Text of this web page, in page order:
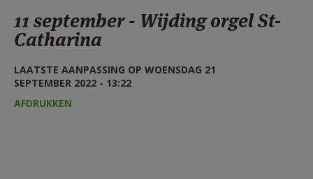
ZOEKEN
HULP
11 september - Wijding orgel St-
Catharina
LAATSTE AANPASSING OP WOENSDAG 21
SEPTEMBER 2022 - 13:22
AFDRUKKEN